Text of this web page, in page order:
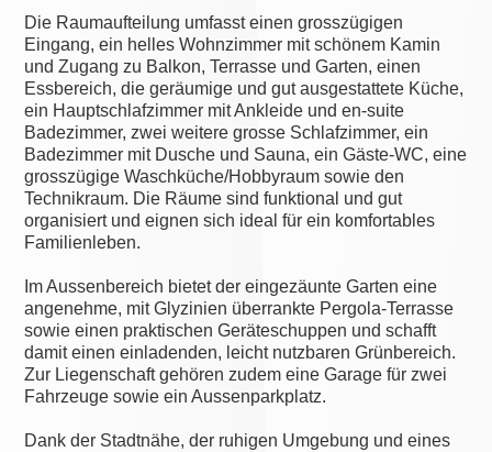
Die Raumaufteilung umfasst einen grosszügigen
Eingang, ein helles Wohnzimmer mit schönem Kamin
und Zugang zu Balkon, Terrasse und Garten, einen
Essbereich, die geräumige und gut ausgestattete Küche,
ein Hauptschlafzimmer mit Ankleide und en-suite
Badezimmer, zwei weitere grosse Schlafzimmer, ein
Badezimmer mit Dusche und Sauna, ein Gäste-WC, eine
grosszügige Waschküche/Hobbyraum sowie den
Technikraum. Die Räume sind funktional und gut
organisiert und eignen sich ideal für ein komfortables
Familienleben.
Im Aussenbereich bietet der eingezäunte Garten eine
angenehme, mit Glyzinien überrankte Pergola-Terrasse
sowie einen praktischen Geräteschuppen und schafft
damit einen einladenden, leicht nutzbaren Grünbereich.
Zur Liegenschaft gehören zudem eine Garage für zwei
Fahrzeuge sowie ein Aussenparkplatz.
Dank der Stadtnähe, der ruhigen Umgebung und eines